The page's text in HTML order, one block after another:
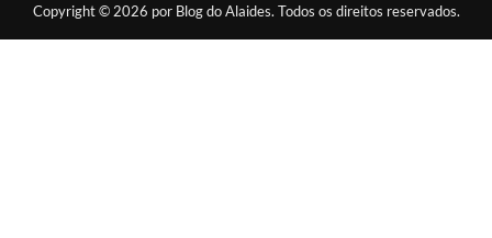
Copyright © 2026 por Blog do Alaides. Todos os direitos reservados.